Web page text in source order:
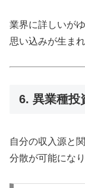
業界に詳しいが
思い込みが生ま
6. 異業種投
自分の収入源と
分散が可能になり